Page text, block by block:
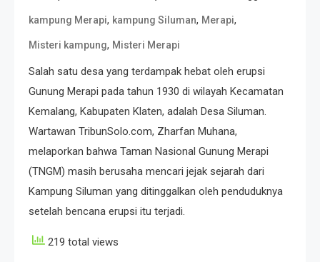
kampung Merapi, kampung Siluman, Merapi,
Misteri kampung, Misteri Merapi
Salah satu desa yang terdampak hebat oleh erupsi
Gunung Merapi pada tahun 1930 di wilayah Kecamatan
Kemalang, Kabupaten Klaten, adalah Desa Siluman.
Wartawan TribunSolo.com, Zharfan Muhana,
melaporkan bahwa Taman Nasional Gunung Merapi
(TNGM) masih berusaha mencari jejak sejarah dari
Kampung Siluman yang ditinggalkan oleh penduduknya
setelah bencana erupsi itu terjadi.
219 total views